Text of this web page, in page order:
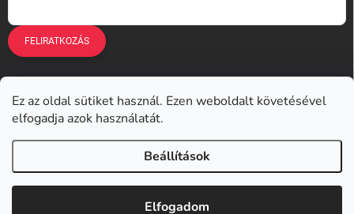
Ez az oldal sütiket használ. Ezen weboldalt követésével
elfogadja azok használatát.
Beállítások
Elfogadom
FELIRATKOZÁS
Earplugs.cz Earplugs.sk
Earplugs.at Earplugs.ro Lunesto.cz
Earplugs.hu . Minden jog fenntartva.